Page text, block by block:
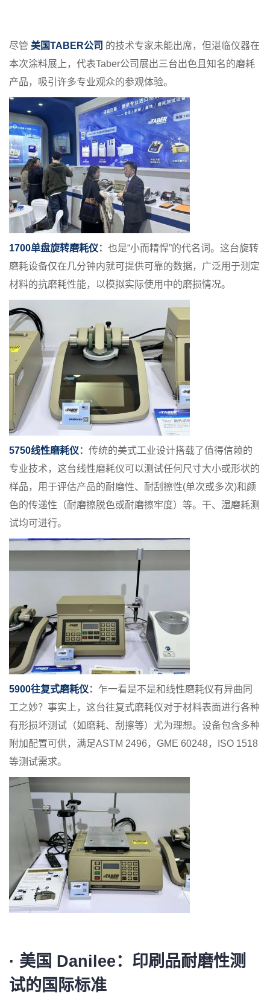
尽管 美国TABER公司 的技术专家未能出席，但湛临仪器在
本次涂料展上，代表Taber公司展出三台出色且知名的磨耗
产品，吸引许多专业观众的参观体验。
1700单盘旋转磨耗仪 ： 也是“小而精悍”的代名词。这台旋转
磨耗设备仅在几分钟内就可提供可靠的数据，广泛用于测定
材料的抗磨耗性能，以模拟实际使用中的磨损情况。
5750线性磨耗仪 ： 传统的美式工业设计搭载了值得信赖的
专业技术，这台线性磨耗仪可以测试任何尺寸大小或形状的
样品，用于评估产品的耐磨性、耐刮擦性(单次或多次)和颜
色的传递性（耐磨擦脱色或耐磨擦牢度）等。干、湿磨耗测
试均可进行。
5900往复式磨耗仪 ： 乍一看是不是和线性磨耗仪有异曲同
工之妙？事实上，这台往复式磨耗仪对于材料表面进行各种
有形损坏测试（如磨耗、刮擦等）尤为理想。设备包含多种
附加配置可供，满足ASTM 2496，GME 60248，ISO 1518
等测试需求。
· 美国 Danilee：印刷品耐磨性测
试的国际标准